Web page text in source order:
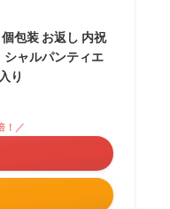
包装 お返し 内祝
シャルパンティエ
り
！／